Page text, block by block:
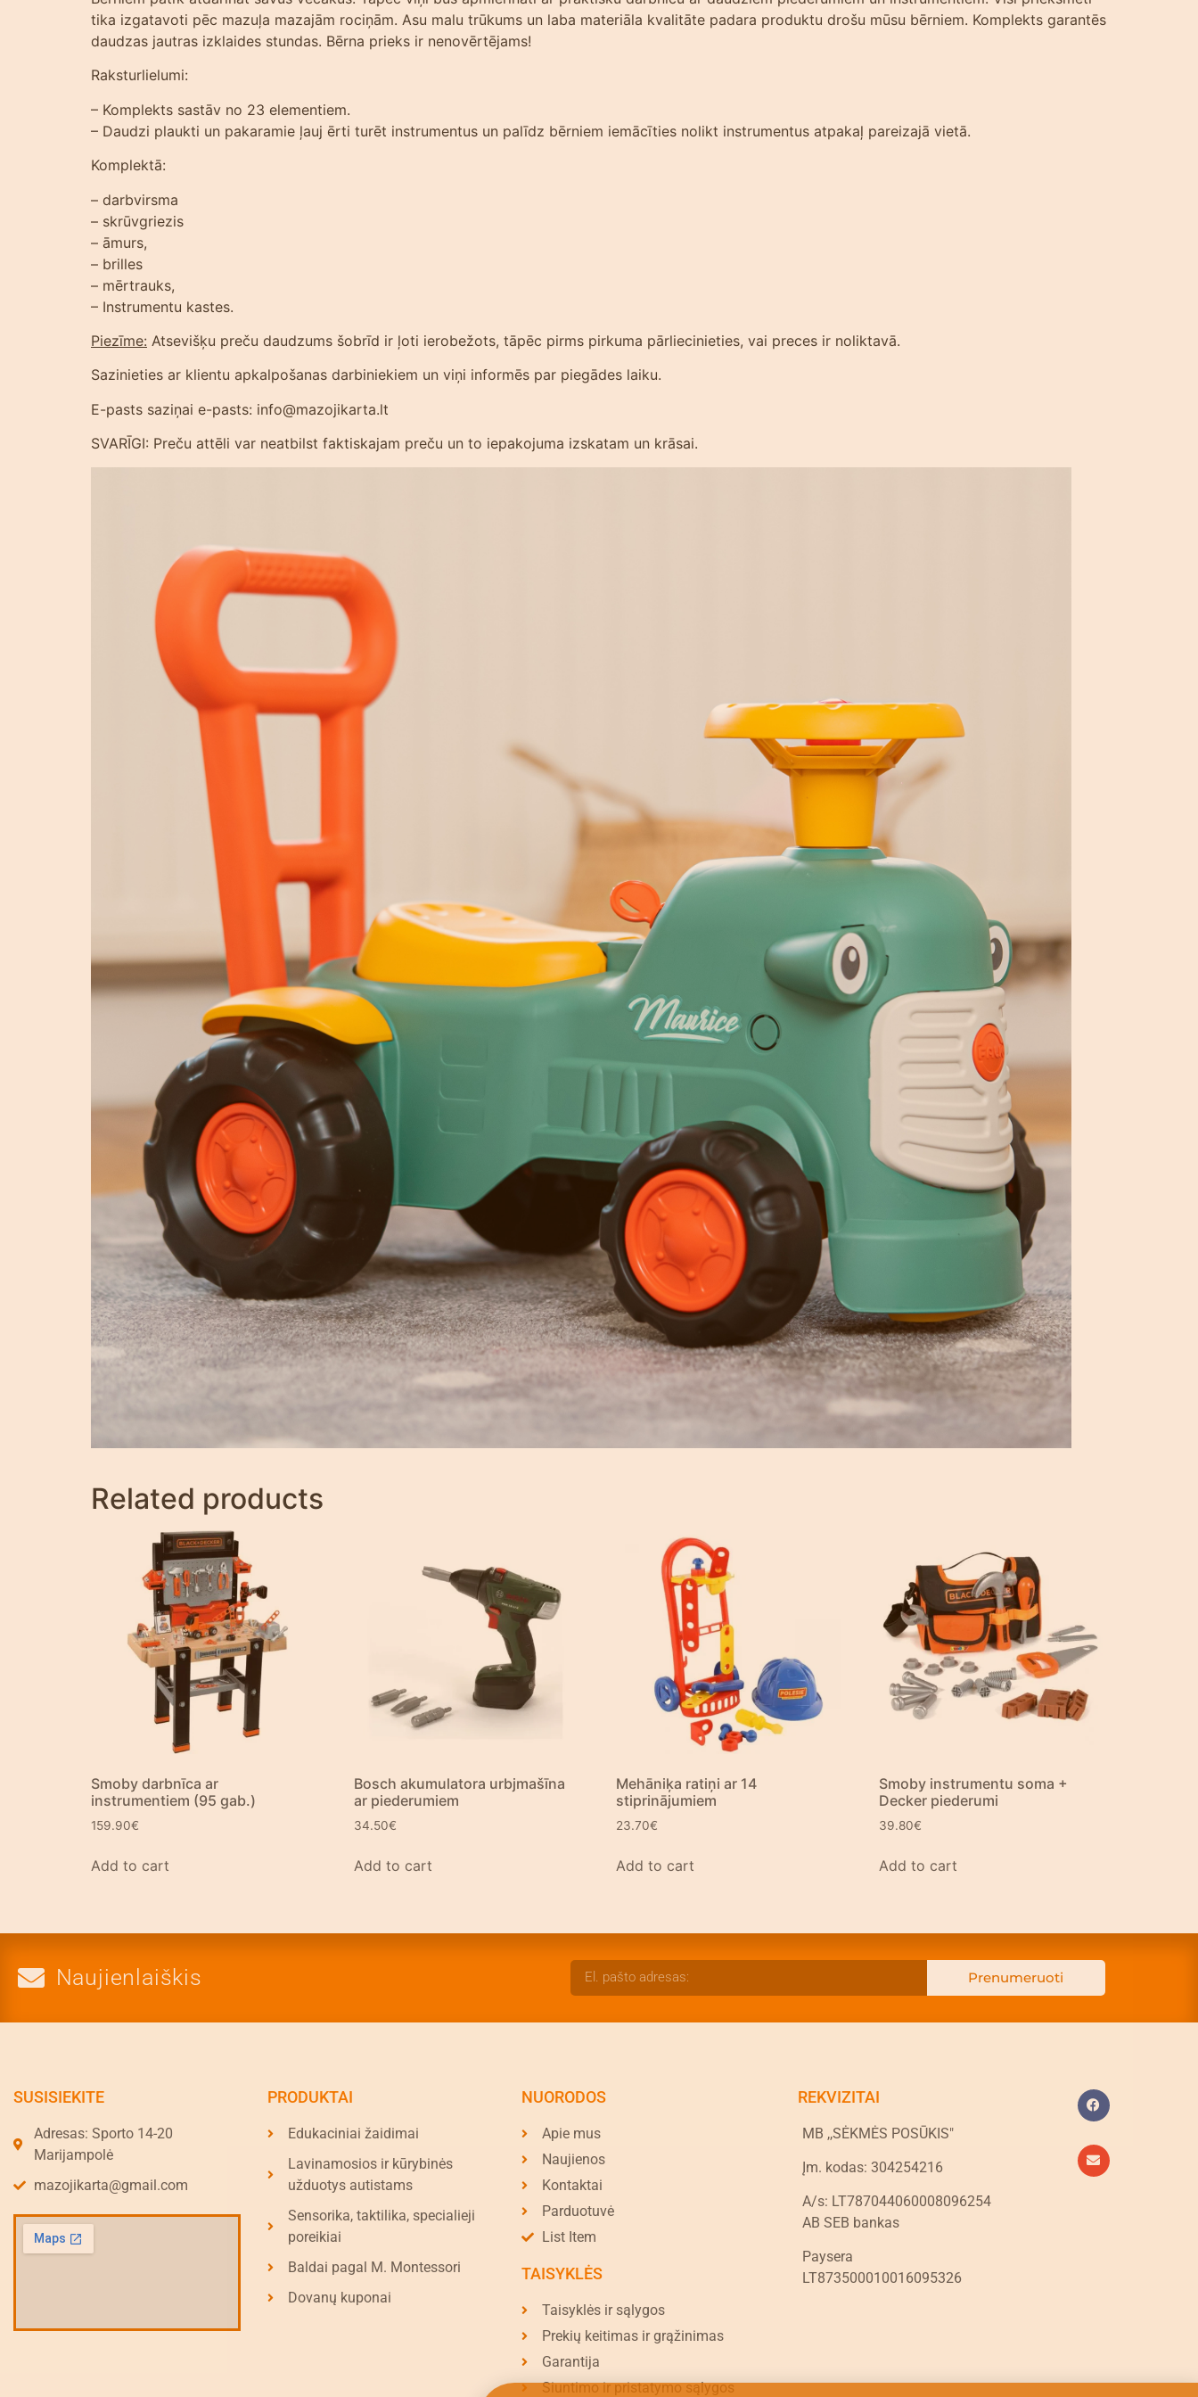
tika izgatavoti pēc mazuļa mazajām rociņām. Asu malu trūkums un laba materiāla kvalitāte padara produktu drošu mūsu bērniem. Komplekts garantēs
daudzas jautras izklaides stundas. Bērna prieks ir nenovērtējams!
Raksturlielumi:
– Komplekts sastāv no 23 elementiem.
– Daudzi plaukti un pakaramie ļauj ērti turēt instrumentus un palīdz bērniem iemācīties nolikt instrumentus atpakaļ pareizajā vietā.
Komplektā:
– darbvirsma
– skrūvgriezis
– āmurs,
– brilles
– mērtrauks,
– Instrumentu kastes.
Piezīme: Atsevišķu preču daudzums šobrīd ir ļoti ierobežots, tāpēc pirms pirkuma pārliecinieties, vai preces ir noliktavā.
Sazinieties ar klientu apkalpošanas darbiniekiem un viņi informēs par piegādes laiku.
E-pasts saziņai e-pasts: info@mazojikarta.lt
SVARĪGI: Preču attēli var neatbilst faktiskajam preču un to iepakojuma izskatam un krāsai.
Related products
Smoby darbnīca ar
instrumentiem (95 gab.)
159.90€
Add to cart
Bosch akumulatora urbjmašīna
ar piederumiem
34.50€
Add to cart
Mehāniķa ratiņi ar 14
stiprinājumiem
23.70€
Add to cart
Smoby instrumentu soma +
Decker piederumi
39.80€
Add to cart
Naujienlaiškis Prenumeruoti
SUSISIEKITE
Adresas: Sporto 14-20
Marijampolė
mazojikarta@gmail.com
PRODUKTAI
Edukaciniai žaidimai
Lavinamosios ir kūrybinės
užduotys autistams
Sensorika, taktilika, specialieji
poreikiai
Baldai pagal M. Montessori
Dovanų kuponai
NUORODOS
Apie mus
Naujienos
Kontaktai
Parduotuvė
List Item
TAISYKLĖS
Taisyklės ir sąlygos
Prekių keitimas ir grąžinimas
Garantija
Siuntimo ir pristatymo sąlygos
REKVIZITAI
MB ,,SĖKMĖS POSŪKIS"
Įm. kodas: 304254216
A/s: LT787044060008096254
AB SEB bankas
Paysera
LT873500010016095326